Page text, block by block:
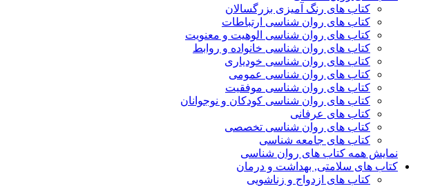
کتاب های رنگ آمیزی بزرگسالان
کتاب های روان شناسی ارتباطات
کتاب های روان شناسی الوهیت و معنویت
کتاب های روان شناسی خانواده و روابط
کتاب های روان شناسی خودیاری
کتاب های روان شناسی عمومی
کتاب های روان شناسی موفقیت
کتاب های روان شناسی کودکان و نوجوانان
کتاب های عرفانی
کتاب های روان شناسی تخصصی
کتاب های جامعه شناسی
نمایش همه کتاب های روان شناسی
کتاب های سلامتی, بهداشت و درمان
کتاب های ازدواج و زناشویی